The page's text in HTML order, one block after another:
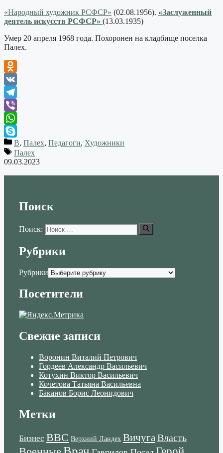
«Народный художник РСФСР» (02.08.1956). «Заслуженный
деятель искусств РСФСР» (13.03.1935)
Умер 20 апреля 1968 года. Похоронен на кладбище поселка
Палех.
Odnoklassniki
VK
Telegram
Viber
WhatsApp
Skype
В, Палех, Педагоги, Художники
Палех
09.03.2023
Поиск
Поиск:
Рубрики
Рубрики
Посетители
Свежие записи
Воронин Виталий Петрович
Гордеев Александр Васильевич
Котухин Виктор Васильевич
Кочетова Татьяна Васильевна
Баканов Борис Леонидович
Метки
Бизнес ВВС Верхний Ландех ВичугаВласть